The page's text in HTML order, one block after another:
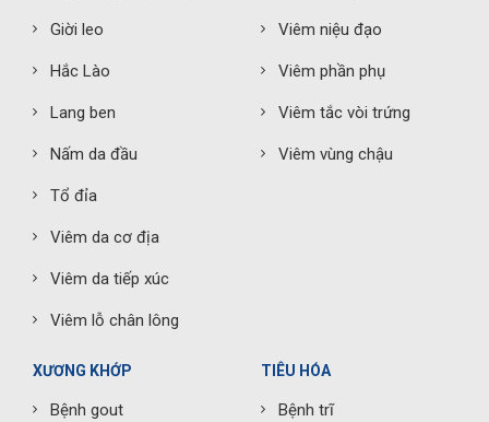
Giời leo
Hắc Lào
Lang ben
Nấm da đầu
Tổ đỉa
Viêm da cơ địa
Viêm da tiếp xúc
Viêm lỗ chân lông
Viêm niệu đạo
Viêm phần phụ
Viêm tắc vòi trứng
Viêm vùng chậu
XƯƠNG KHỚP
Bệnh gout
TIÊU HÓA
Bệnh trĩ